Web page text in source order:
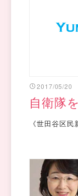
2017/05/20
自衛隊
《世田谷区